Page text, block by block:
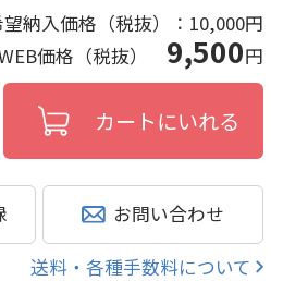
望納入価格（税抜）： 10,000円
価格（税抜） 9,500円
お問い合わせ
送料・各種手数料について